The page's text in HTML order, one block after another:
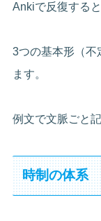
Ankiで反復する
3つの基本形（不
ます。
例文で文脈ごと
時制の体系